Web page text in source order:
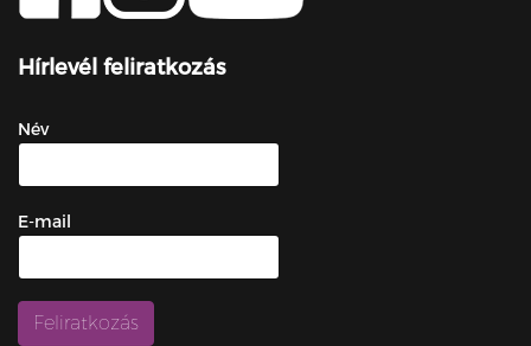
Hírlevél feliratkozás
Név
E-mail